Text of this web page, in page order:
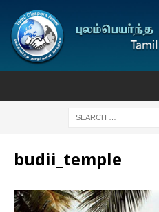
budii_temple